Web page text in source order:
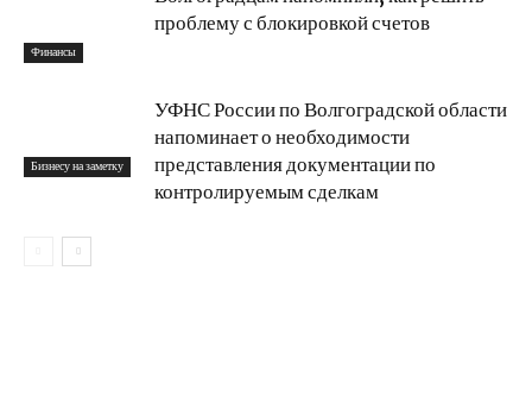
Финансы
проблему с блокировкой счетов
Бизнесу на заметку
УФНС России по Волгоградской области
напоминает о необходимости
представления документации по
контролируемым сделкам